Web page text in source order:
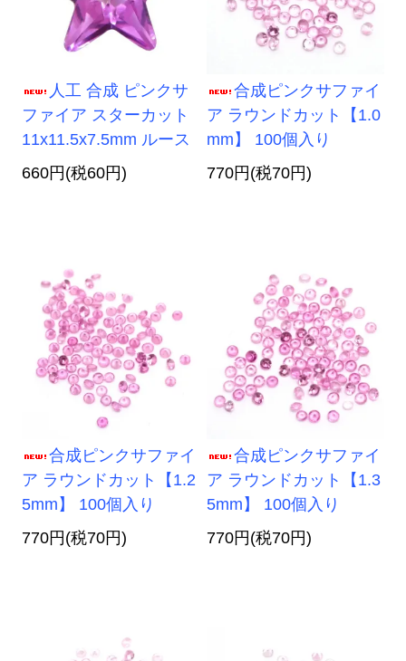
人工 合成 ピンクサ
ファイア スターカット
11x11.5x7.5mm ルース
660円(税60円)
合成ピンクサファイ
ア ラウンドカット【1.0
mm】 100個入り
770円(税70円)
合成ピンクサファイ
ア ラウンドカット【1.2
5mm】 100個入り
770円(税70円)
合成ピンクサファイ
ア ラウンドカット【1.3
5mm】 100個入り
770円(税70円)